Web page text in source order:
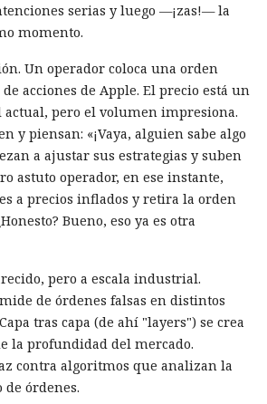
serias y luego —¡zas!— la
momento.
Un operador coloca una orden
acciones de Apple. El precio está un
actual, pero el volumen impresiona.
y piensan: «¡Vaya, alguien sabe algo
a ajustar sus estrategias y suben
astuto operador, en ese instante,
a precios inflados y retira la orden
Bueno, eso ya es otra
pero a escala industrial.
de órdenes falsas en distintos
tras capa (de ahí "layers") se crea
la profundidad del mercado.
contra algoritmos que analizan la
órdenes.